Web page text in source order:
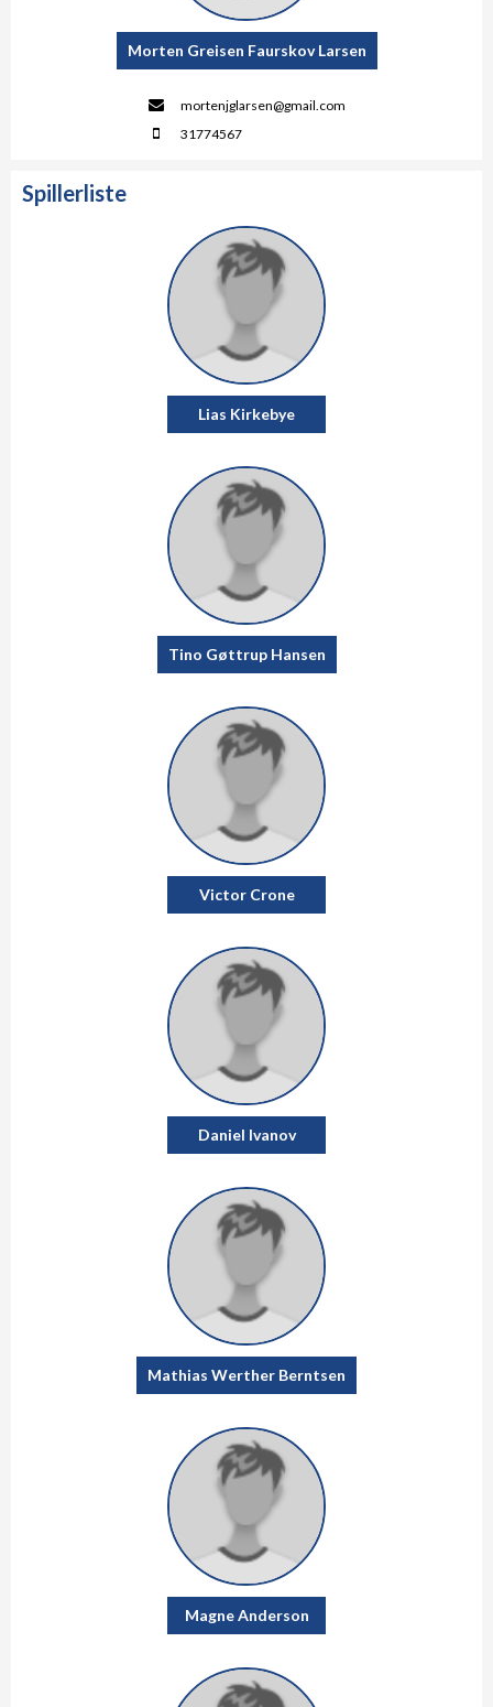
Morten Greisen Faurskov Larsen
mortenjglarsen@gmail.com
31774567
Spillerliste
Lias Kirkebye
Tino Gøttrup Hansen
Victor Crone
Daniel Ivanov
Mathias Werther Berntsen
Magne Anderson